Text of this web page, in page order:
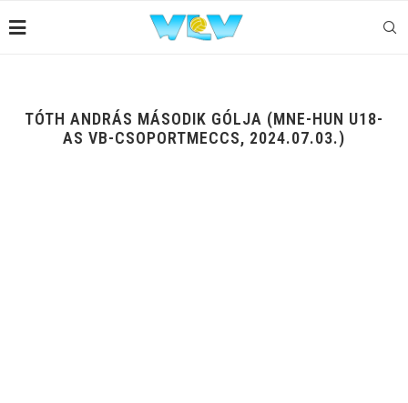
TÓTH ANDRÁS MÁSODIK GÓLJA (MNE-HUN U18-
AS VB-CSOPORTMECCS, 2024.07.03.)